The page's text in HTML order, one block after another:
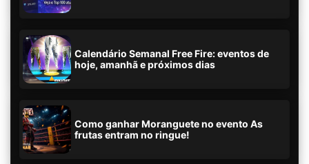
Calendário Semanal Free Fire: eventos de
hoje, amanhã e próximos dias
Como ganhar Moranguete no evento As
frutas entram no ringue!